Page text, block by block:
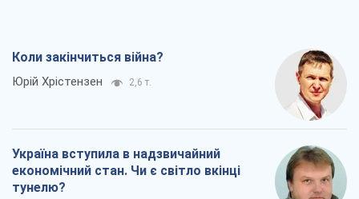
Коли закінчиться війна?
Юрій Хрістензен 2,6 т.
Україна вступила в надзвичайний
економічний стан. Чи є світло вкінці
тунелю?